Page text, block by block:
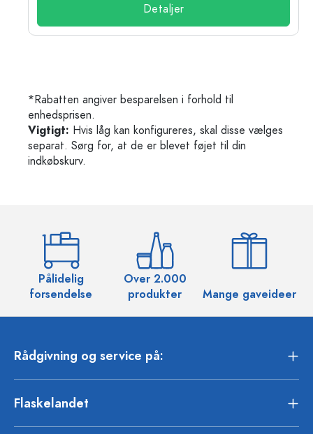
Detaljer
*Rabatten angiver besparelsen i forhold til
enhedsprisen.
Vigtigt: Hvis låg kan konfigureres, skal disse vælges
separat. Sørg for, at de er blevet føjet til din
indkøbskurv.
Pålidelig
forsendelse
Over 2.000
produkter
Mange gaveideer
Rådgivning og service på:
Flaskelandet